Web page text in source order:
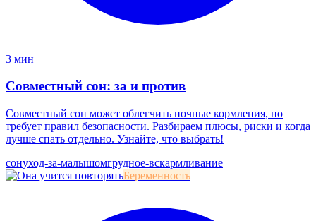
3 мин
Совместный сон: за и против
Совместный сон может облегчить ночные кормления, но
требует правил безопасности. Разбираем плюсы, риски и когда
лучше спать отдельно. Узнайте, что выбрать!
сонуход-за-малышомгрудное-вскармливание
Беременность